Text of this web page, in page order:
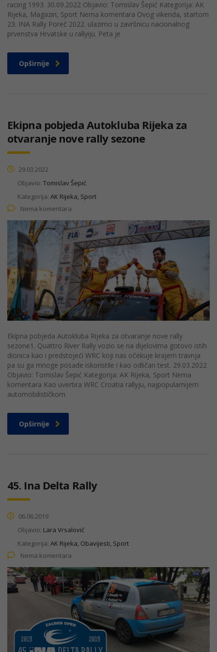
racing 1993. 30.09.2022 Objavio: Tomislav Šepić Kategorija: AK
Rijeka, Magazin, Sport Nema komentara Ovog vikenda, startom
23. INA Rally Poreč 2022. ulazimo u završnicu nacionalnog
prvenstva Hrvatske u rallyiju. Peta je
Opširnije
Ekipna pobjeda Autokluba Rijeka za
otvaranje nove rally sezone
29.03.2022
Objavio: Tomislav Šepić
Kategorija: AK Rijeka, Sport
Nema komentara
Ekipna pobjeda Autokluba Rijeka za otvaranje nove rally
sezone1. Quattro River Rally vozio se na dijelovima gotovo istih
dionica kao i predstojeći WRC koji nas očekuje krajem travnja
pa su ga mnoge posade iskoristile i kao odličan test. 29.03.2022
Objavio: Tomislav Šepić Kategorija: AK Rijeka, Sport Nema
komentara Kao uvertira WRC Croatia rallyju, najpopularnijem
automobilističkom
Opširnije
45. Ina Delta Rally
06.06.2019
Objavio: Lara Vrsalović
Kategorija: AK Rijeka, Obavijesti, Sport
Nema komentara